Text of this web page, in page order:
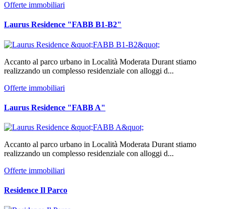
Offerte immobiliari
Laurus Residence "FABB B1-B2"
Accanto al parco urbano in Località Moderata Durant stiamo
realizzando un complesso residenziale con alloggi d...
Offerte immobiliari
Laurus Residence "FABB A"
Accanto al parco urbano in Località Moderata Durant stiamo
realizzando un complesso residenziale con alloggi d...
Offerte immobiliari
Residence Il Parco